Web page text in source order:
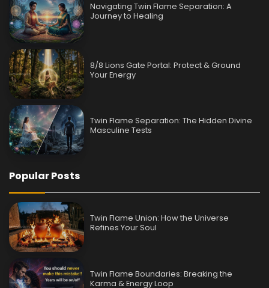
Navigating Twin Flame Separation: A
Journey to Healing
8/8 Lions Gate Portal: Protect & Ground
Your Energy
Twin Flame Separation: The Hidden Divine
Masculine Tests
Popular Posts
Twin Flame Union: How the Universe
Refines Your Soul
Twin Flame Boundaries: Breaking the
Karma & Energy Loop